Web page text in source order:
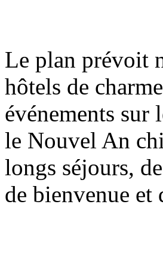
Le plan prévoit
hôtels de
événements sur
le Nouvel An
longs séjours,
de bienvenue et